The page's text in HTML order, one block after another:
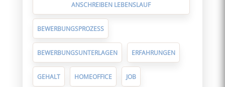
ANSCHREIBEN LEBENSLAUF
BEWERBUNGSPROZESS
BEWERBUNGSUNTERLAGEN ERFAHRUNGEN
GEHALT HOMEOFFICE JOB